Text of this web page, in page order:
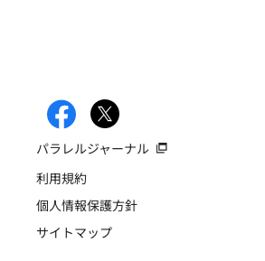
パラレルジャーナル
利用規約
個人情報保護方針
サイトマップ